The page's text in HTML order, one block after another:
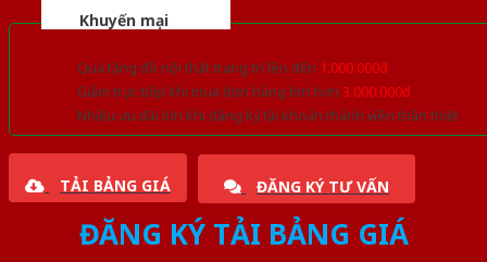
Khuyến mại
Quà tặng đồ nội thất trang trí lên đến 1.000.000đ
Giảm trực tiếp khi mua đơn hàng lớn hơn 3.000.000đ
Nhiều ưu đãi lớn khi đăng ký tài khoản thành viên thân thiết
TẢI BẢNG GIÁ ĐĂNG KÝ TƯ VẤN
ĐĂNG KÝ TẢI BẢNG GIÁ